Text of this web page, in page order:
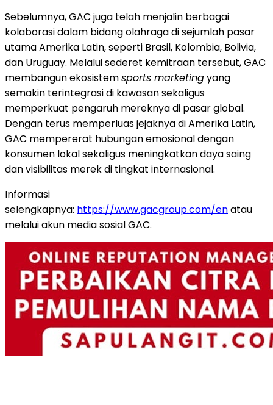
Sebelumnya, GAC juga telah menjalin berbagai
kolaborasi dalam bidang olahraga di sejumlah pasar
utama Amerika Latin, seperti Brasil, Kolombia, Bolivia,
dan Uruguay. Melalui sederet kemitraan tersebut, GAC
membangun ekosistemsports marketingyang
semakin terintegrasi di kawasan sekaligus
memperkuat pengaruh mereknya di pasar global.
Dengan terus memperluas jejaknya di Amerika Latin,
GAC mempererat hubungan emosional dengan
konsumen lokal sekaligus meningkatkan daya saing
dan visibilitas merek di tingkat internasional.
Informasi
selengkapnya: https://www.gacgroup.com/enatau
melalui akun media sosial GAC.